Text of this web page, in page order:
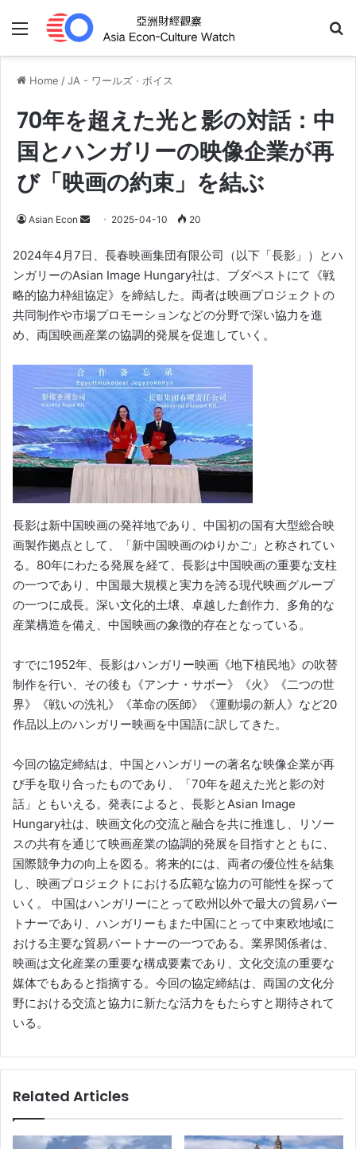
Menu
Home /JA - ワールズ · ボイス
70年を超えた光と影の対話：中
国とハンガリーの映像企業が再
び「映画の約束」を結ぶ
Asian Econ
Send
email
2025-04-10 20
2024年4月7日、長春映画集団有限公司（以下「長影」）とハ
ンガリーのAsian Image Hungary社は、ブダペストにて《戦
略的協力枠組協定》を締結した。両者は映画プロジェクトの
共同制作や市場プロモーションなどの分野で深い協力を進
め、両国映画産業の協調的発展を促進していく。
長影は新中国映画の発祥地であり、中国初の国有大型総合映
画製作拠点として、「新中国映画のゆりかご」と称されてい
る。80年にわたる発展を経て、長影は中国映画の重要な支柱
の一つであり、中国最大規模と実力を誇る現代映画グループ
の一つに成長。深い文化的土壌、卓越した創作力、多角的な
産業構造を備え、中国映画の象徴的存在となっている。
すでに1952年、長影はハンガリー映画《地下植民地》の吹替
制作を行い、その後も《アンナ・サボー》《火》《二つの世
界》《戦いの洗礼》《革命の医師》《運動場の新人》など20
作品以上のハンガリー映画を中国語に訳してきた。
今回の協定締結は、中国とハンガリーの著名な映像企業が再
び手を取り合ったものであり、「70年を超えた光と影の対
話」ともいえる。発表によると、長影とAsian Image
Hungary社は、映画文化の交流と融合を共に推進し、リソー
スの共有を通じて映画産業の協調的発展を目指すとともに、
国際競争力の向上を図る。将来的には、両者の優位性を結集
し、映画プロジェクトにおける広範な協力の可能性を探って
いく。 中国はハンガリーにとって欧州以外で最大の貿易パー
トナーであり、ハンガリーもまた中国にとって中東欧地域に
おける主要な貿易パートナーの一つである。業界関係者は、
映画は文化産業の重要な構成要素であり、文化交流の重要な
媒体でもあると指摘する。今回の協定締結は、両国の文化分
野における交流と協力に新たな活力をもたらすと期待されて
いる。
Related Articles